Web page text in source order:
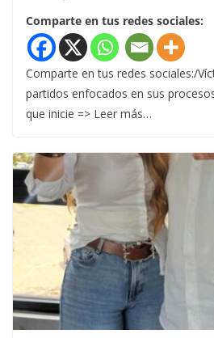
Comparte en tus redes sociales:
Comparte en tus redes sociales:/
partidos enfocados en sus
que inicie => Leer más…